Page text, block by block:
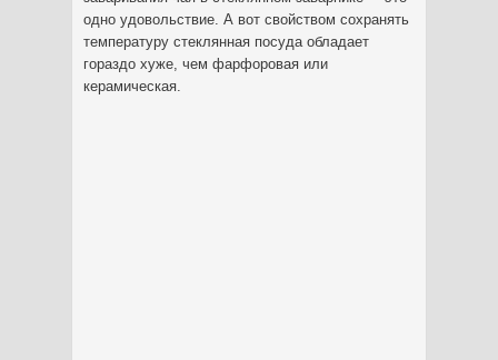
одно удовольствие. А вот свойством сохранять
температуру стеклянная посуда обладает
гораздо хуже, чем фарфоровая или
керамическая.